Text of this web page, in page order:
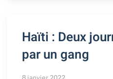
Haïti : Deux
par un gang